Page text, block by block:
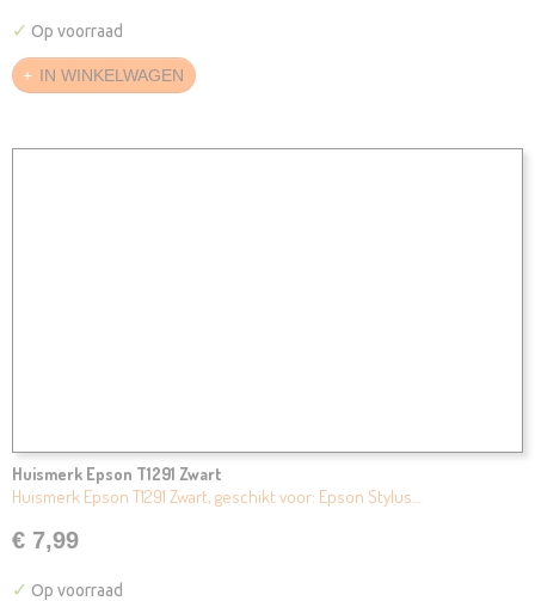
✓ Op voorraad
IN WINKELWAGEN
Huismerk Epson T1291 Zwart
Huismerk Epson T1291 Zwart, geschikt voor: Epson Stylus…
€ 7,99
✓ Op voorraad